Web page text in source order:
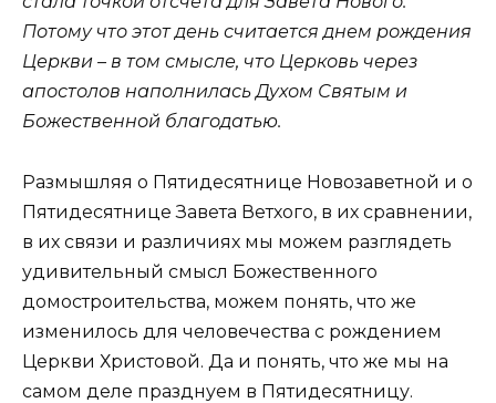
Потому что этот день считается днем рождения
Церкви – в том смысле, что Церковь через
апостолов наполнилась Духом Святым и
Божественной благодатью.
Размышляя о Пятидесятнице Новозаветной и о
Пятидесятнице Завета Ветхого, в их сравнении,
в их связи и различиях мы можем разглядеть
удивительный смысл Божественного
домостроительства, можем понять, что же
изменилось для человечества с рождением
Церкви Христовой. Да и понять, что же мы на
самом деле празднуем в Пятидесятницу.